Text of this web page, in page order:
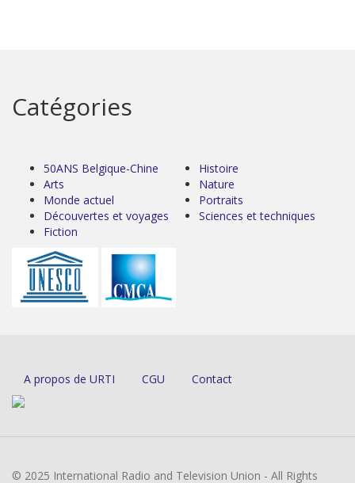
Catégories
50ANS Belgique-Chine
Arts
Monde actuel
Découvertes et voyages
Fiction
Histoire
Nature
Portraits
Sciences et techniques
A propos de URTI CGU Contact
© 2025 International Radio and Television Union - All Rights